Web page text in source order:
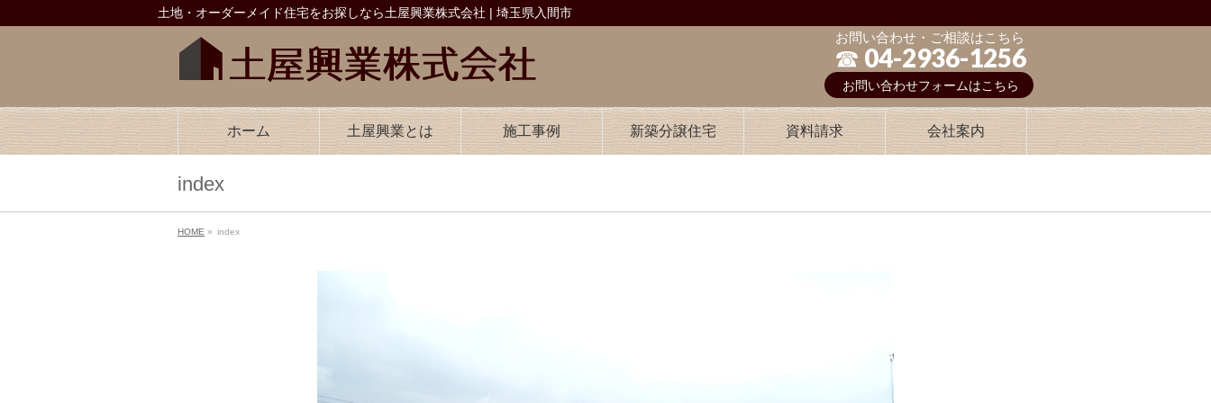
土地・オーダーメイド住宅をお探しなら土屋興業株式会社 | 埼玉県入間市
お問い合わせ・ご相談はこちら
☎︎ 04-2936-1256
お問い合わせフォームはこちら
ホーム 土屋興業とは 施工事例 新築分譲住宅 資料請求 会社案内
index
HOME » index